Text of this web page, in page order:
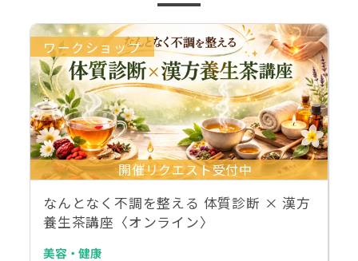
ワークショップ
開催リクエスト受付中
なんとなく不調を整える 体質診断 × 漢方
養生茶講座〈オンライン〉
美容・健康